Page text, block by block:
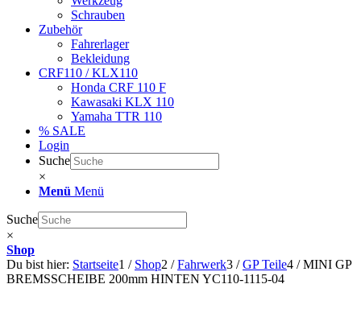
Schrauben
Zubehör
Fahrerlager
Bekleidung
CRF110 / KLX110
Honda CRF 110 F
Kawasaki KLX 110
Yamaha TTR 110
% SALE
Login
Suche
×
Menü Menü
Suche
×
Shop
Du bist hier: Startseite1 / Shop2 / Fahrwerk3 / GP Teile4 / MINI GP
BREMSSCHEIBE 200mm HINTEN YC110-1115-04